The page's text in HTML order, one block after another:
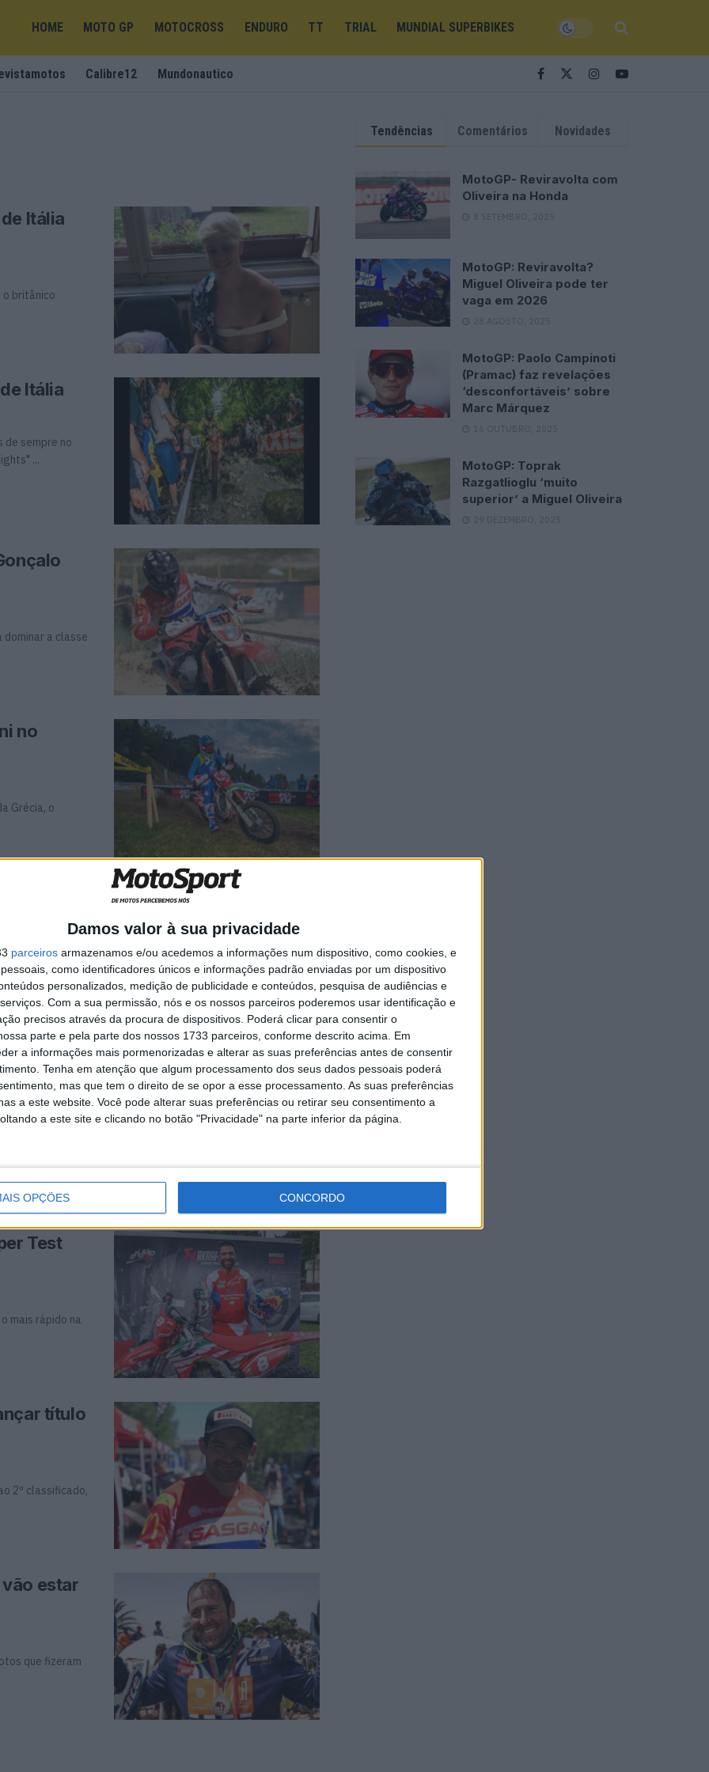
Damos valor à sua privacidade
parceiros armazenamos e/ou acedemos a informações num dispositivo, como cookies, e
como identificadores únicos e informações padrão enviadas por um dispositivo
personalizados, medição de publicidade e conteúdos, pesquisa de audiências e
Com a sua permissão, nós e os nossos parceiros poderemos usar identificação e
precisos através da procura de dispositivos. Poderá clicar para consentir o
parte e pela parte dos nossos 1733 parceiros, conforme descrito acima. Em
a informações mais pormenorizadas e alterar as suas preferências antes de consentir
Tenha em atenção que algum processamento dos seus dados pessoais poderá
mas que tem o direito de se opor a esse processamento. As suas preferências
a este website. Você pode alterar suas preferências ou retirar seu consentimento a
a este site e clicando no botão "Privacidade" na parte inferior da página.
OPÇÕES CONCORDO
HOME MOTO GP MOTOCROSS ENDURO TT TRIAL MUNDIAL SUPERBIKES
Calibre12 Mundonautico
Itália
o britânico
Itália
de sempre no
...
dominar a classe
no
Grécia, o
EnduroGP.
título
2T! A vitória
Test
mais rápido na
título
2º classificado,
estar
que fizeram
Tendências Comentários Novidades
MotoGP- Reviravolta com
Oliveira na Honda
8 SETEMBRO, 2025
MotoGP: Reviravolta?
Miguel Oliveira pode ter
vaga em 2026
28 AGOSTO, 2025
MotoGP: Paolo Campinoti
(Pramac) faz revelações
‘desconfortáveis’ sobre
Marc Márquez
16 OUTUBRO, 2025
MotoGP: Toprak
Razgatlioglu ‘muito
superior’ a Miguel Oliveira